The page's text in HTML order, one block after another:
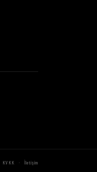
KVKK · İletişim